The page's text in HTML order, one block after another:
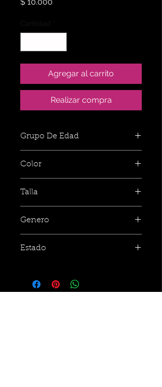
$ 10.000
Agregar al carrito
Realizar compra
Grupo De Edad
Color
Talla
Genero
Estado